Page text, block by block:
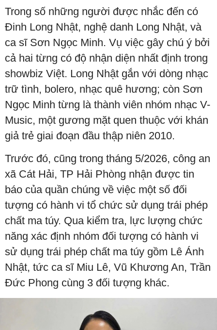
Trong số những người được nhắc đến có
Đinh Long Nhật, nghệ danh Long Nhật, và
ca sĩ Sơn Ngọc Minh. Vụ việc gây chú ý bởi
cả hai từng có độ nhận diện nhất định trong
showbiz Việt. Long Nhật gắn với dòng nhạc
trữ tình, bolero, nhạc quê hương; còn Sơn
Ngọc Minh từng là thành viên nhóm nhạc V-
Music, một gương mặt quen thuộc với khán
giả trẻ giai đoạn đầu thập niên 2010.
Trước đó, cũng trong tháng 5/2026, công an
xã Cát Hải, TP Hải Phòng nhận được tin
báo của quần chúng về việc một số đối
tượng có hành vi tổ chức sử dụng trái phép
chất ma túy. Qua kiểm tra, lực lượng chức
năng xác định nhóm đối tượng có hành vi
sử dụng trái phép chất ma túy gồm Lê Ánh
Nhật, tức ca sĩ Miu Lê, Vũ Khương An, Trần
Đức Phong cùng 3 đối tượng khác.